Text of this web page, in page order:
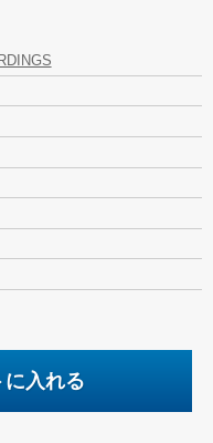
に入れる